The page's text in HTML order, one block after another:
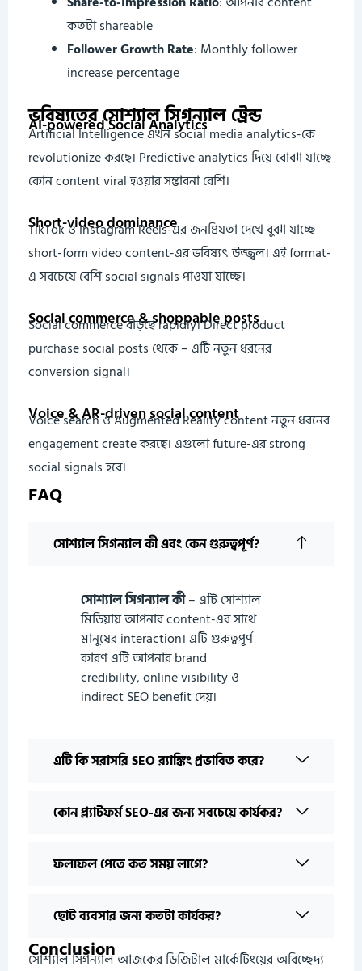
কতটা shareable
Follower Growth Rate: Monthly follower
increase percentage
ভবিষ্যতের সোশ্যাল সিগন্যাল ট্রেন্ড
AI-powered Social Analytics
Artificial Intelligence এখন social media analytics-কে
revolutionize করছে। Predictive analytics দিয়ে বোঝা যাচ্ছে
কোন content viral হওয়ার সম্ভাবনা বেশি।
Short-video dominance
TikTok ও Instagram Reels-এর জনপ্রিয়তা দেখে বুঝা যাচ্ছে
short-form video content-এর ভবিষ্যৎ উজ্জ্বল। এই format-
এ সবচেয়ে বেশি social signals পাওয়া যাচ্ছে।
Social commerce & shoppable posts
Social commerce বাড়ছে rapidly। Direct product
purchase social posts থেকে – এটি নতুন ধরনের
conversion signal।
Voice & AR-driven social content
Voice search ও Augmented Reality content নতুন ধরনের
engagement create করছে। এগুলো future-এর strong
social signals হবে।
FAQ
সোশ্যাল সিগন্যাল কী এবং কেন গুরুত্বপূর্ণ?
সোশ্যাল সিগন্যাল কী– এটি সোশ্যাল
মিডিয়ায় আপনার content-এর সাথে
মানুষের interaction। এটি গুরুত্বপূর্ণ
কারণ এটি আপনার brand
credibility, online visibility ও
indirect SEO benefit দেয়।
এটি কি সরাসরি SEO র‍্যাঙ্কিং প্রভাবিত করে?
কোন প্ল্যাটফর্ম SEO-এর জন্য সবচেয়ে কার্যকর?
ফলাফল পেতে কত সময় লাগে?
ছোট ব্যবসার জন্য কতটা কার্যকর?
Conclusion
সোশ্যাল সিগন্যাল আজকের ডিজিটাল মার্কেটিংয়ের অবিচ্ছেদ্য